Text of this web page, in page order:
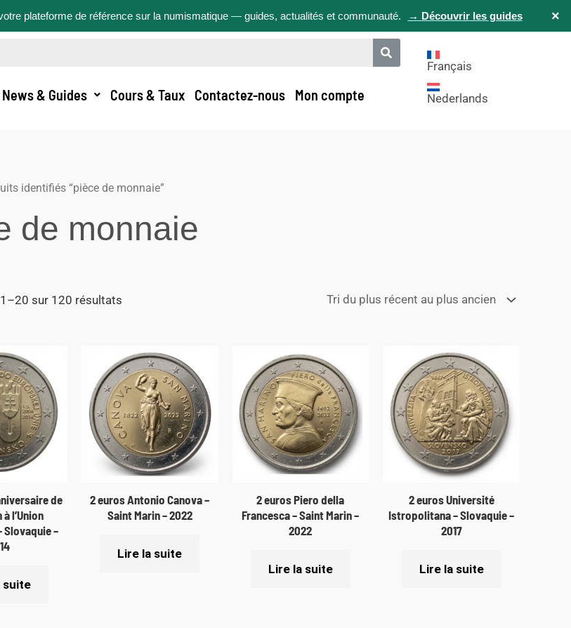
plateforme de référence sur la numismatique — guides, actualités et communauté. → Découvrir les guides ×
News & Guides Cours & Taux Contactez-nous Mon compte
Français
Nederlands
identifiés “pièce de monnaie”
de monnaie
sur 120 résultats
de
à l’Union
Slovaquie –
suite
2 euros Antonio Canova –
Saint Marin – 2022
Lire la suite
2 euros Piero della
Francesca – Saint Marin –
2022
Lire la suite
2 euros Université
Istropolitana – Slovaquie –
2017
Lire la suite